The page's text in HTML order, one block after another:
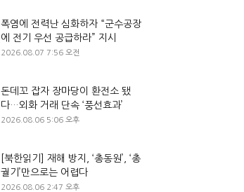
폭염에 전력난 심화하자 “군수공장
에 전기 우선 공급하라” 지시
2026.08.07 7:56 오전
돈데꼬 잡자 장마당이 환전소 됐
다…외화 거래 단속 ‘풍선효과’
2026.08.06 5:06 오후
[북한읽기] 재해 방지, ‘총동원’, ‘총
궐기’만으로는 어렵다
2026.08.06 2:47 오후